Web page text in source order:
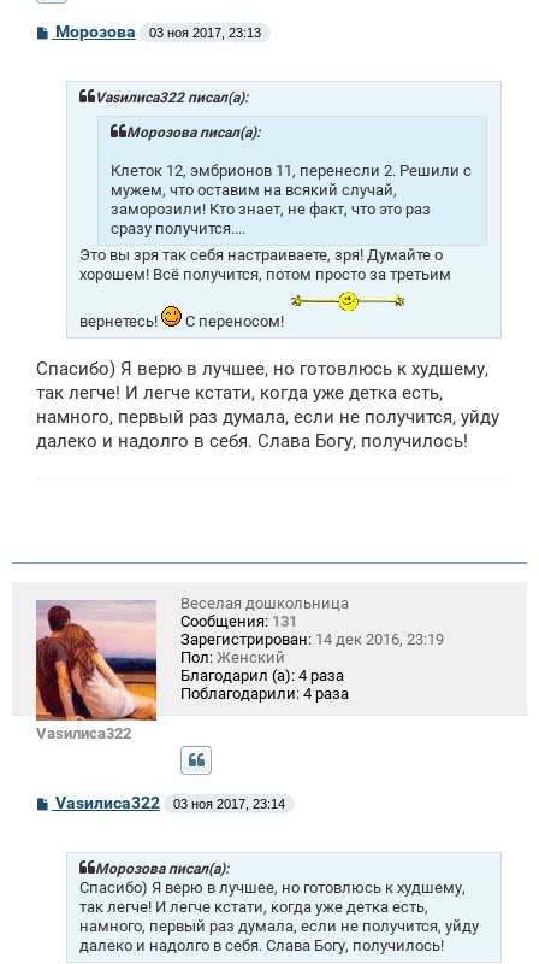
С
о
Морозова 03 ноя 2017, 23:13
Vasилиса322 писал(а):
Морозова писал(а):
Клеток 12, эмбрионов 11, перенесли 2. Решили с
мужем, что оставим на всякий случай,
заморозили! Кто знает, не факт, что это раз
сразу получится....
Это вы зря так себя настраиваете, зря! Думайте о
хорошем! Всё получится, потом просто за третьим
вернетесь! С переносом!
Спасибо) Я верю в лучшее, но готовлюсь к худшему,
так легче! И легче кстати, когда уже детка есть,
намного, первый раз думала, если не получится, уйду
далеко и надолго в себя. Слава Богу, получилось!
Vasилиса322
Веселая дошкольница
Сообщения: 131
Зарегистрирован: 14 дек 2016, 23:19
Пол: Женский
Благодарил (а): 4 раза
Поблагодарили: 4 раза
С
о
Vasилиса322 03 ноя 2017, 23:14
Морозова писал(а):
Спасибо) Я верю в лучшее, но готовлюсь к худшему,
так легче! И легче кстати, когда уже детка есть,
намного, первый раз думала, если не получится, уйду
далеко и надолго в себя. Слава Богу, получилось!